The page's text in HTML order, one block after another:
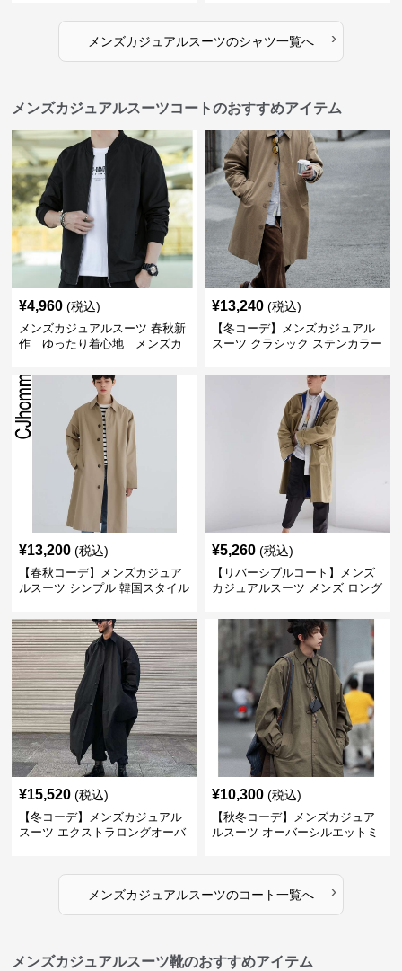
メンズカジュアルスーツのシャツ一覧へ ›
メンズカジュアルスーツコートのおすすめアイテム
¥4,960 (税込)
メンズカジュアルスーツ 春秋新
作 ゆったり着心地 メンズカ
¥13,240 (税込)
【冬コーデ】メンズカジュアル
スーツ クラシック ステンカラー
¥13,200 (税込)
【春秋コーデ】メンズカジュア
ルスーツ シンプル 韓国スタイル
¥5,260 (税込)
【リバーシブルコート】メンズ
カジュアルスーツ メンズ ロング
ート
¥15,520 (税込)
【冬コーデ】メンズカジュアル
スーツ エクストラロングオーバ
¥10,300 (税込)
【秋冬コーデ】メンズカジュア
ルスーツ オーバーシルエットミ
メンズカジュアルスーツのコート一覧へ ›
メンズカジュアルスーツ靴のおすすめアイテム